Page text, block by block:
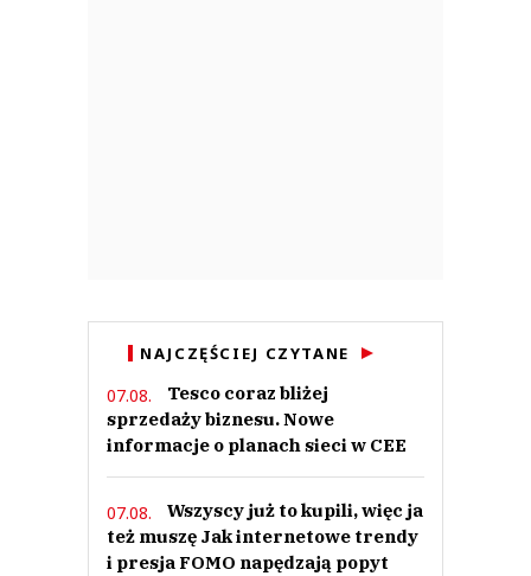
NAJCZĘŚCIEJ CZYTANE
07.08.
Tesco coraz bliżej
sprzedaży biznesu. Nowe
informacje o planach sieci w CEE
07.08.
Wszyscy już to kupili, więc ja
też muszę Jak internetowe trendy
i presja FOMO napędzają popyt